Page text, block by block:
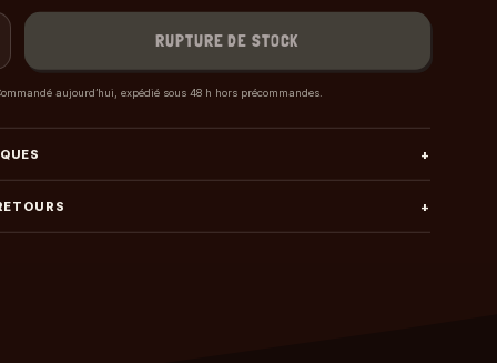
RUPTURE DE STOCK
aujourd’hui, expédié sous 48 h hors précommandes.
+
+